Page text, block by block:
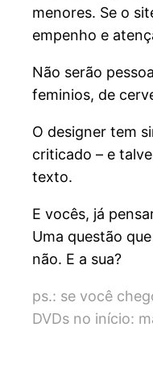
menores. Se o
empenho e
Não serão
feminios, de
O designer tem
criticado – e
texto.
E vocês, já
Uma questão
não. E a sua?
ps.: se você
DVDs no início: